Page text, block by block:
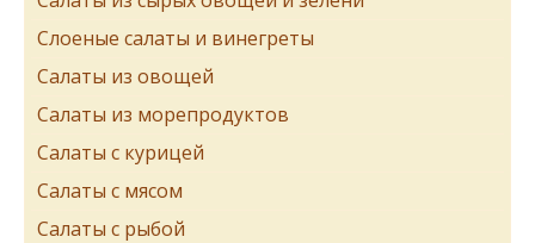
Слоеные салаты и винегреты
Салаты из овощей
Салаты из морепродуктов
Салаты с курицей
Салаты с мясом
Салаты с рыбой